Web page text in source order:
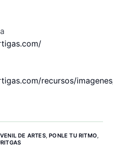
recursos/
DE ARTES,PONLE TU RITMO,